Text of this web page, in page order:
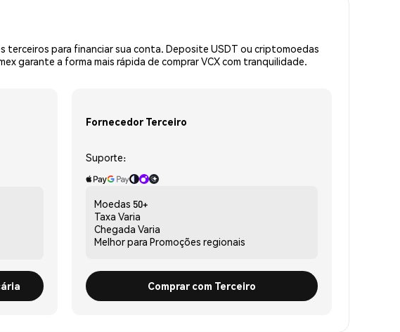
para financiar sua conta. Deposite USDT ou criptomoedas
garante a forma mais rápida de comprar VCX com tranquilidade.
Fornecedor Terceiro
Suporte:
Moedas 50+
Taxa Varia
Chegada Varia
Melhor para Promoções regionais
Comprar com Terceiro